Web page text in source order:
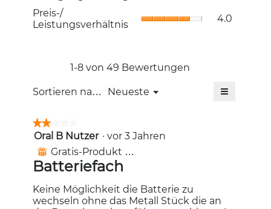
Preis-/
Leistungsverhältnis
4.0
1-8 von 49 Bewertungen
Sortieren nach: Neueste ▼
Menü ≡
★★★★★
★★★★★
2
von
Sternen.
Oral B Nutzer · vor 3 Jahren
⊞ Gratis-Produkt erhalten
Batteriefach
Keine Möglichkeit die Batterie zu
wechseln ohne das Metall Stück die an